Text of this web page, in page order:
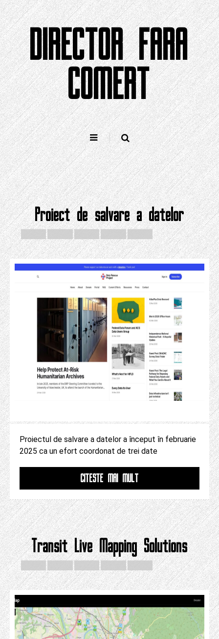
Sari
la
conținut
DIRECTOR FARA
COMERT
Proiect de salvare a datelor
Proiectul de salvare a datelor a început în februarie
2025 ca un efort coordonat de trei date
CITESTE MAI MULT
Transit Live Mapping Solutions